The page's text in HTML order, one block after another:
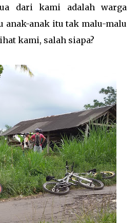
dari kami adalah warga
anak-anak itu tak malu-malu
kami, salah siapa?